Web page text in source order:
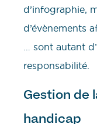
d’infographie,
d’évènements
… sont autant
responsabilité.
Gestion de
handicap